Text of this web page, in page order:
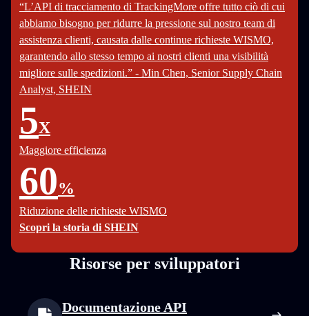
“L’API di tracciamento di TrackingMore offre tutto ciò di cui
abbiamo bisogno per ridurre la pressione sul nostro team di
assistenza clienti, causata dalle continue richieste WISMO,
garantendo allo stesso tempo ai nostri clienti una visibilità
migliore sulle spedizioni.” - Min Chen, Senior Supply Chain
Analyst, SHEIN
5X
Maggiore efficienza
60%
Riduzione delle richieste WISMO
Scopri la storia di SHEIN
Risorse per sviluppatori
Documentazione API